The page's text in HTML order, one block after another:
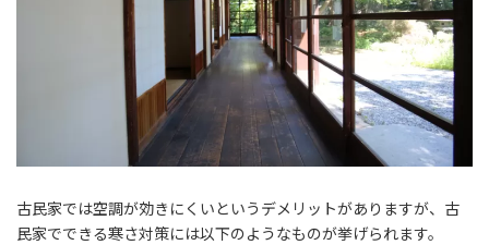
古民家では空調が効きにくいというデメリットがありますが、古
民家でできる寒さ対策には以下のようなものが挙げられます。